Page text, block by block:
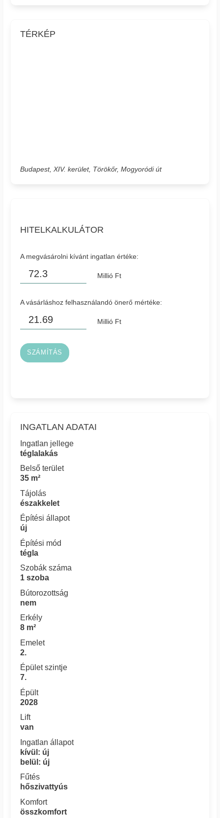
TÉRKÉP
Budapest, XIV. kerület, Törökőr, Mogyoródi út
HITELKALKULÁTOR
A megvásárolni kívánt ingatlan értéke:
Millió Ft
A vásárláshoz felhasználandó önerő mértéke:
Millió Ft
SZÁMÍTÁS
INGATLAN ADATAI
Ingatlan jellege
téglalakás
Belső terület
35 m²
Tájolás
északkelet
Építési állapot
új
Építési mód
tégla
Szobák száma
1 szoba
Bútorozottság
nem
Erkély
8 m²
Emelet
2.
Épület szintje
7.
Épült
2028
Lift
van
Ingatlan állapot
kívül: új
belül: új
Fűtés
hőszivattyús
Komfort
összkomfort